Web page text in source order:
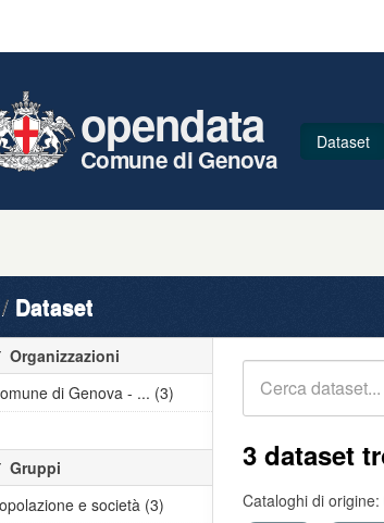
opendata
Comune di Genova
Dataset
Dataset
3 dataset
Cataloghi di origine:
Organizzazioni
di Genova - ... (3)
Gruppi
e società (3)